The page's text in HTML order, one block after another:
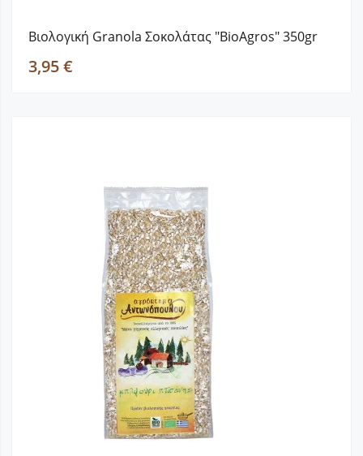
Βιολογική Granola Σοκολάτας "BioAgros" 350gr
3,95 €